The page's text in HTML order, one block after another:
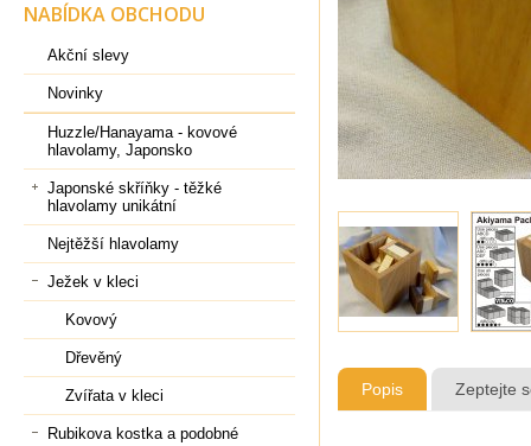
Popis Zeptejte
NABÍDKA OBCHODU
Akční slevy
Novinky
Huzzle/Hanayama - kovové
hlavolamy, Japonsko
Japonské skříňky - těžké
hlavolamy unikátní
Nejtěžší hlavolamy
Ježek v kleci
Kovový
Dřevěný
Zvířata v kleci
Rubikova kostka a podobné